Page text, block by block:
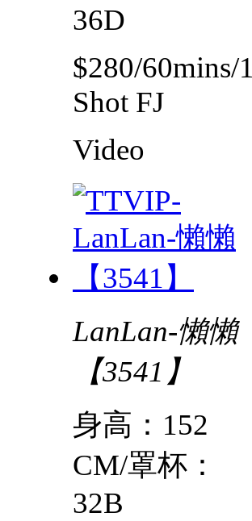
36D
$280/60mins/1
Shot FJ
Video
LanLan-懶懶
【3541】
身高：152
CM/罩杯：
32B